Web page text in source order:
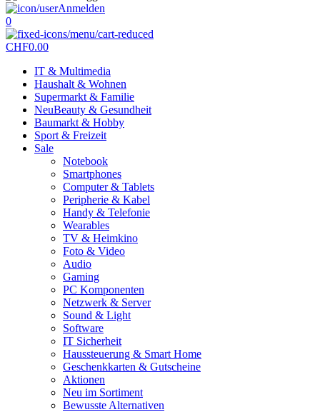
Anmelden
0
CHF0.00
IT & Multimedia
Haushalt & Wohnen
Supermarkt & Familie
NeuBeauty & Gesundheit
Baumarkt & Hobby
Sport & Freizeit
Sale
Notebook
Smartphones
Computer & Tablets
Peripherie & Kabel
Handy & Telefonie
Wearables
TV & Heimkino
Foto & Video
Audio
Gaming
PC Komponenten
Netzwerk & Server
Sound & Light
Software
IT Sicherheit
Haussteuerung & Smart Home
Geschenkkarten & Gutscheine
Aktionen
Neu im Sortiment
Bewusste Alternativen